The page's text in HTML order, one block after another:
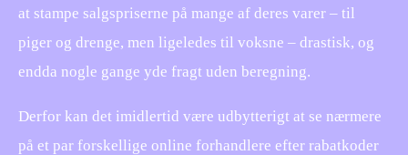
at stampe salgspriserne på mange af deres varer – til
piger og drenge, men ligeledes til voksne – drastisk, og
endda nogle gange yde fragt uden beregning.
Derfor kan det imidlertid være udbytterigt at se nærmere
på et par forskellige online forhandlere efter rabatkoder